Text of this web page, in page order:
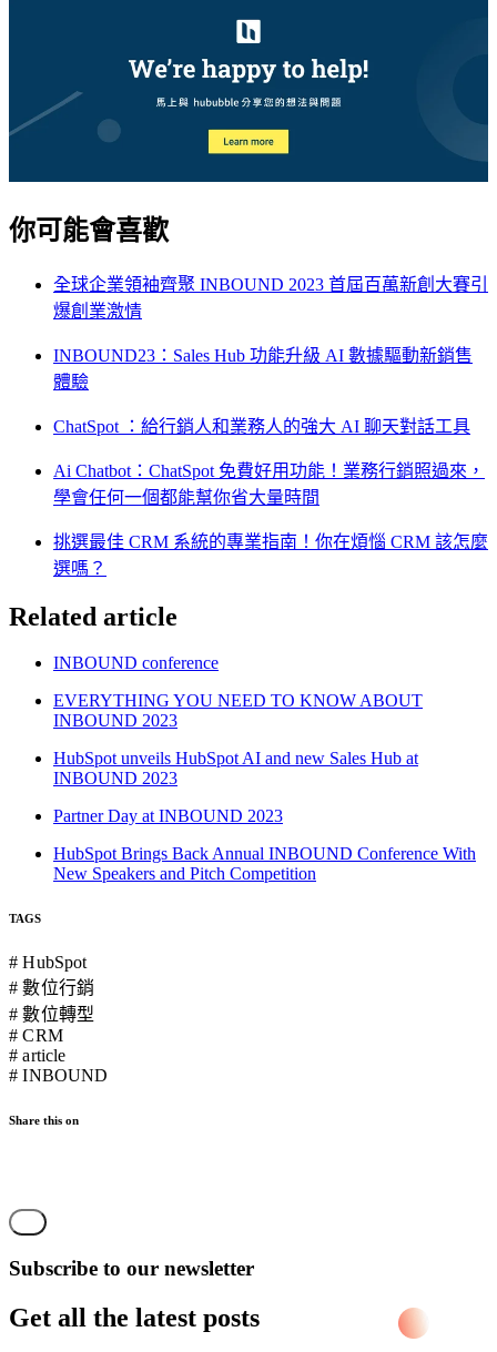
你可能會喜歡
全球企業領袖齊聚 INBOUND 2023 首屆百萬新創大賽引
爆創業激情
INBOUND23：Sales Hub 功能升級 AI 數據驅動新銷售
體驗
ChatSpot ：給行銷人和業務人的強大 AI 聊天對話工具
Ai Chatbot：ChatSpot 免費好用功能！業務行銷照過來，
學會任何一個都能幫你省大量時間
挑選最佳 CRM 系統的專業指南！你在煩惱 CRM 該怎麼
選嗎？
Related article
INBOUND conference
EVERYTHING YOU NEED TO KNOW ABOUT
INBOUND 2023
HubSpot unveils HubSpot AI and new Sales Hub at
INBOUND 2023
Partner Day at INBOUND 2023
HubSpot Brings Back Annual INBOUND Conference With
New Speakers and Pitch Competition
TAGS
# HubSpot
# 數位行銷
# 數位轉型
# CRM
# article
# INBOUND
Share this on
Subscribe to our newsletter
Get all the latest posts